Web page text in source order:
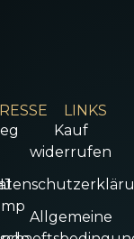
LINKS
Kauf
widerrufen
Allgemeine